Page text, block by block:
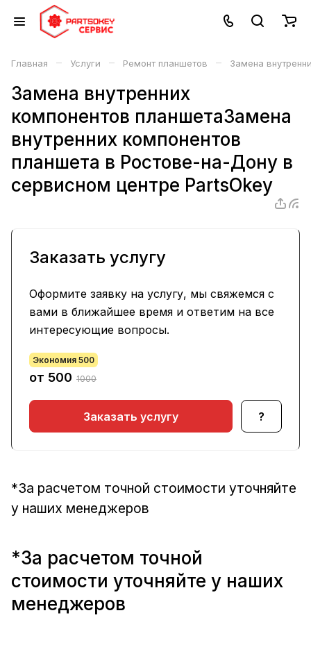
Главная – Услуги – Ремонт планшетов – Замена
Замена внутренних
компонентов планшетаЗамена
внутренних компонентов
планшета в Ростове-на-Дону в
сервисном центре PartsOkey
Заказать услугу
Оформите заявку на услугу, мы свяжемся с
вами в ближайшее время и ответим на все
интересующие вопросы.
Экономия 500
от 500 1000
Заказать услугу ?
*За расчетом точной стоимости уточняйте
у наших менеджеров
*За расчетом точной
стоимости уточняйте у наших
менеджеров